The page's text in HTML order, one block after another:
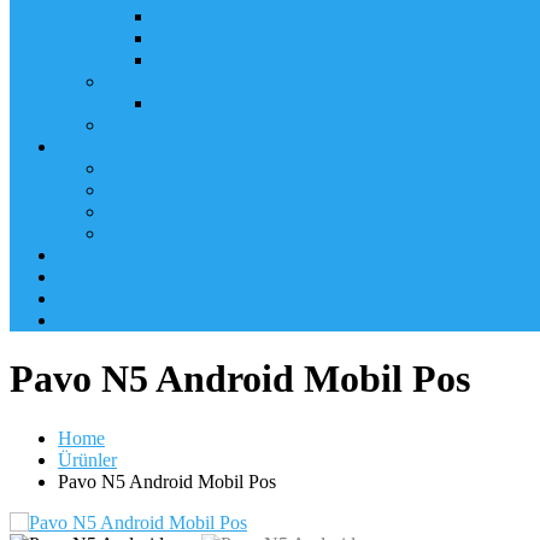
Pavo N5 Android Mobil Pos
Home
Ürünler
Pavo N5 Android Mobil Pos